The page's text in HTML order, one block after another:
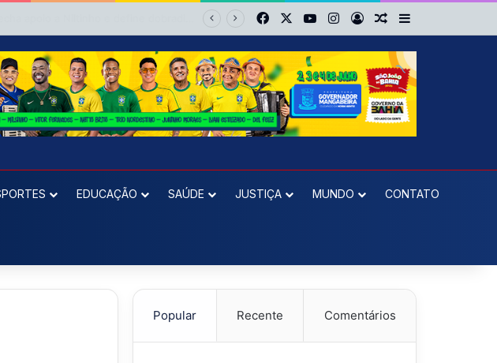
FacebookYouTubeInstagram
EntrarArtigo aleatório
Barra Lateral
EDUCAÇÃO SAÚDE JUSTIÇA MUNDO CONTATO
Popular Recente Comentários